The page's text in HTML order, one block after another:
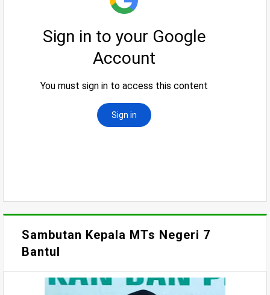
Sambutan Kepala MTs Negeri 7
Bantul